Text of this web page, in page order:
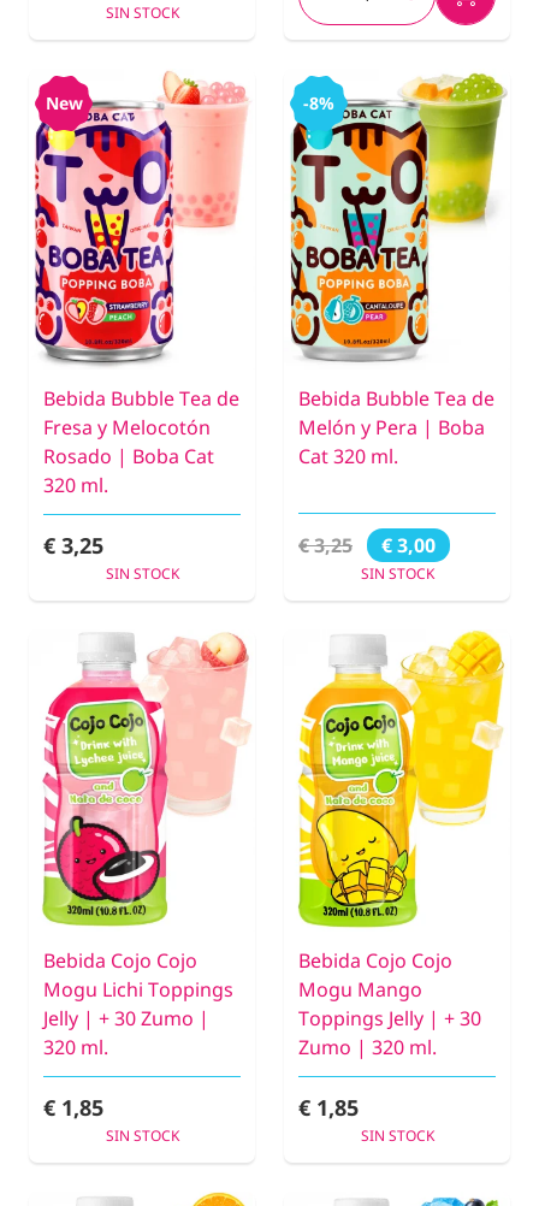
SIN STOCK
New
Bebida Bubble Tea de
Fresa y Melocotón
Rosado | Boba Cat
320 ml.
€ 3,25
SIN STOCK
-8%
Bebida Bubble Tea de
Melón y Pera | Boba
Cat 320 ml.
€ 3,25 € 3,00
SIN STOCK
Bebida Cojo Cojo
Mogu Lichi Toppings
Jelly | + 30 Zumo |
320 ml.
€ 1,85
SIN STOCK
Bebida Cojo Cojo
Mogu Mango
Toppings Jelly | + 30
Zumo | 320 ml.
€ 1,85
SIN STOCK